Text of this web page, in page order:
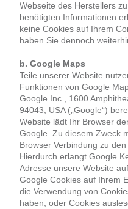
Webseite des Herstellers
benötigten Informationen
keine Cookies auf Ihrem
haben Sie dennoch
b. Google Maps
Teile unserer Website
Funktionen von Google
Google Inc., 1600
94043, USA („Google“)
Website lädt Ihr Browser
Google. Zu diesem Zweck
Browser Verbindung zu
Hierdurch erlangt Google
Adresse unsere Website
Google Cookies auf Ihrem
die Verwendung von
haben, oder Cookies